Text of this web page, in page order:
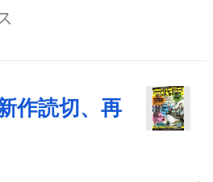
作読切、再